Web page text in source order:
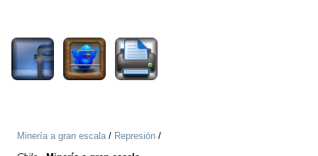
Minería a gran escala/ Represión /